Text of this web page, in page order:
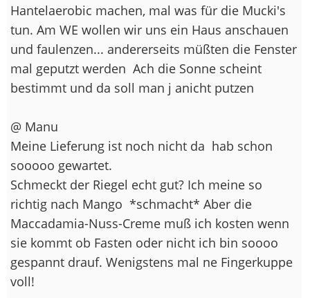
Hantelaerobic machen, mal was für die Mucki's
tun. Am WE wollen wir uns ein Haus anschauen
und faulenzen... andererseits müßten die Fenster
mal geputzt werden Ach die Sonne scheint
bestimmt und da soll man j anicht putzen
@ Manu
Meine Lieferung ist noch nicht da hab schon
sooooo gewartet.
Schmeckt der Riegel echt gut? Ich meine so
richtig nach Mango *schmacht* Aber die
Maccadamia-Nuss-Creme muß ich kosten wenn
sie kommt ob Fasten oder nicht ich bin soooo
gespannt drauf. Wenigstens mal ne Fingerkuppe
voll!